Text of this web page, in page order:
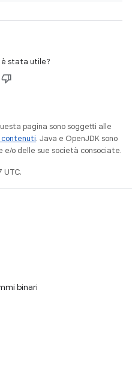
stata utile?
pagina sono soggetti alle
contenuti. Java e OpenJDK sono
o delle sue società consociate.
binari